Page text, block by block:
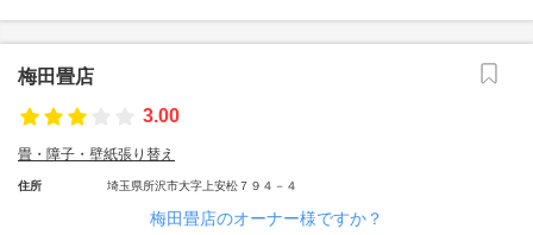
梅田畳店
3.00
畳・障子・壁紙張り替え
住所 埼玉県所沢市大字上安松７９４－４
梅田畳店のオーナー様ですか？